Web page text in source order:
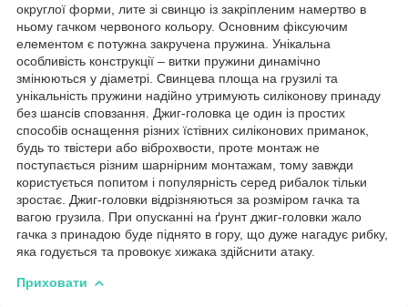
округлої форми, лите зі свинцю із закріпленим намертво в
ньому гачком червоного кольору. Основним фіксуючим
елементом є потужна закручена пружина. Унікальна
особливість конструкції – витки пружини динамічно
змінюються у діаметрі. Свинцева площа на грузилі та
унікальність пружини надійно утримують силіконову принаду
без шансів сповзання. Джиг-головка це один із простих
способів оснащення різних їстівних силіконових приманок,
будь то твістери або віброхвости, проте монтаж не
поступається різним шарнірним монтажам, тому завжди
користується попитом і популярність серед рибалок тільки
зростає. Джиг-головки відрізняються за розміром гачка та
вагою грузила. При опусканні на ґрунт джиг-головки жало
гачка з принадою буде піднято в гору, що дуже нагадує рибку,
яка годується та провокує хижака здійснити атаку.
Приховати